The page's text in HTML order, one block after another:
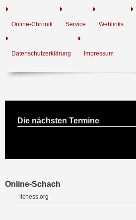
Online-Chronik Service Weblinks
Datenschutzerklärung Impressum
Die nächsten Termine
Online-Schach
lichess.org